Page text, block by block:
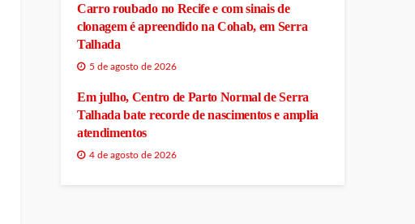
Carro roubado no Recife e com sinais de
clonagem é apreendido na Cohab, em Serra
Talhada
5 de agosto de 2026
Em julho, Centro de Parto Normal de Serra
Talhada bate recorde de nascimentos e amplia
atendimentos
4 de agosto de 2026